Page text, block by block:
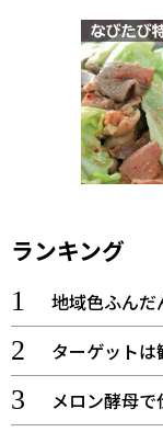
ランキング
地域色ふん
ターゲットは
メロン酵母